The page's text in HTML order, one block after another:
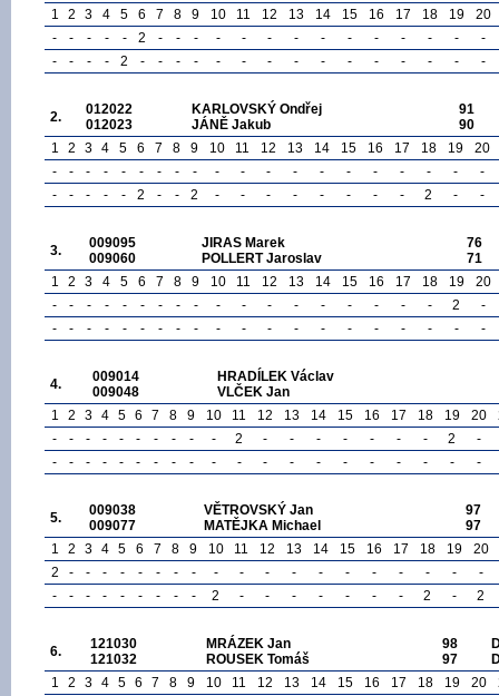
1
2 3 4 5 6 7 8 9 10 11 12 13 14 15 16 17 18 19
20
-
- - - - 2 - - - - - - - - - - - - -
-
-
- - - 2 - - - - - - - - - - - - - - -
2.
012022
012023
KARLOVSKÝ Ondřej
JÁNĚ Jakub
91
90
1
2 3 4 5 6 7 8 9 10 11 12 13 14 15 16 17 18 19
20
-
- - - - - - - - - - - - - - - - - -
-
-
- - - - 2 - - 2 - - - - - - - - 2 - -
3.
009095
009060
JIRAS Marek
POLLERT Jaroslav
76
71
1
2 3 4 5 6 7 8 9 10 11 12 13 14 15 16 17 18 19
20
-
- - - - - - - - - - - - - - - - - 2
-
-
- - - - - - - - - - - - - - - - - - -
4.
009014
009048
HRADÍLEK Václav
VLČEK Jan
1
2 3 4 5 6 7 8 9 10 11 12 13 14 15 16 17 18 19 20
-
- - - - - - - - - 2 - - - - - - - 2
-
-
- - - - - - - - - - - - - - - - - - -
5.
009038
009077
VĚTROVSKÝ Jan
MATĚJKA Michael
97
97
1
2 3 4 5 6 7 8 9 10 11 12 13 14 15 16 17 18 19
20
2
- - - - - - - - - - - - - - - - - -
-
-
- - - - - - - - 2 - - - - - - - 2 - 2
6.
121030
121032
MRÁZEK Jan
ROUSEK Tomáš
98
97
1
2 3 4 5 6 7 8 9 10 11 12 13 14 15 16 17 18 19 20